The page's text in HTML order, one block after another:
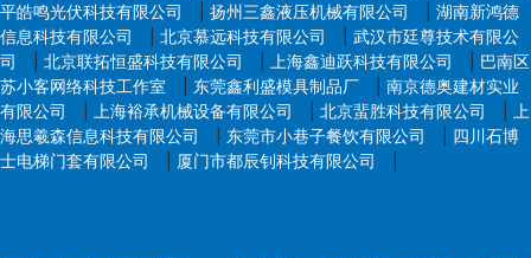
况）。
4. 申请表：
- 填写检测项目（如
盟、美国）。
平皓鸣光伏科技有限公司
扬州三鑫液压机械有限公司
湖南新鸿德
信息科技有限公司
北京慕远科技有限公司
武汉市廷尊技术有限公
司
北京联拓恒盛科技有限公司 上海鑫迪跃科技有限公司
巴南区
苏小客网络科技工作室
东莞鑫利盛模具制品厂
南京德奥建材实业
有限公司
上海裕承机械设备有限公司 北京蜚胜科技有限公司
上
海思羲森信息科技有限公司
东莞市小巷子餐饮有限公司
四川石博
士电梯门套有限公司
厦门市都辰钊科技有限公司